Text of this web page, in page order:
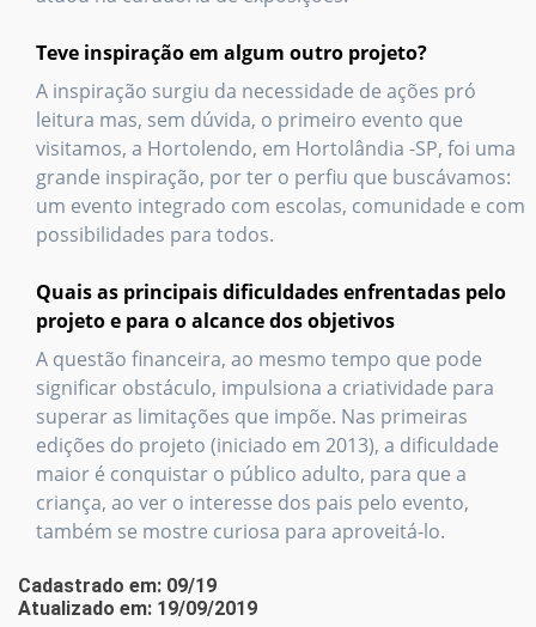
Teve inspiração em algum outro projeto?
A inspiração surgiu da necessidade de ações pró
leitura mas, sem dúvida, o primeiro evento que
visitamos, a Hortolendo, em Hortolândia -SP, foi uma
grande inspiração, por ter o perfiu que buscávamos:
um evento integrado com escolas, comunidade e com
possibilidades para todos.
Quais as principais dificuldades enfrentadas pelo
projeto e para o alcance dos objetivos
A questão financeira, ao mesmo tempo que pode
significar obstáculo, impulsiona a criatividade para
superar as limitações que impõe. Nas primeiras
edições do projeto (iniciado em 2013), a dificuldade
maior é conquistar o público adulto, para que a
criança, ao ver o interesse dos pais pelo evento,
também se mostre curiosa para aproveitá-lo.
Cadastrado em: 09/19
Atualizado em: 19/09/2019